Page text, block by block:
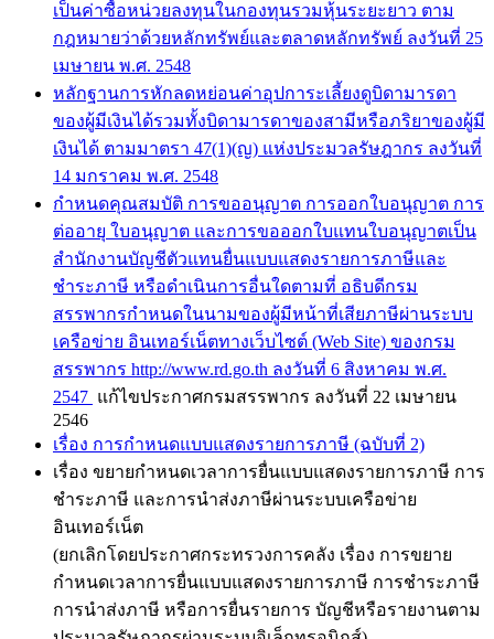
เป็นค่าซื้อหน่วยลงทุนในกองทุนรวมหุ้นระยะยาว ตาม
กฎหมายว่าด้วยหลักทรัพย์และตลาดหลักทรัพย์ ลงวันที่ 25
เมษายน พ.ศ. 2548
หลักฐานการหักลดหย่อนค่าอุปการะเลี้ยงดูบิดามารดา
ของผู้มีเงินได้รวมทั้งบิดามารดาของสามีหรือภริยาของผู้มี
เงินได้ ตามมาตรา 47(1)(ญ) แห่งประมวลรัษฎากร ลงวันที่
14 มกราคม พ.ศ. 2548
กำหนดคุณสมบัติ การขออนุญาต การออกใบอนุญาต การ
ต่ออายุ ใบอนุญาต และการขอออกใบแทนใบอนุญาตเป็น
สำนักงานบัญชีตัวแทนยื่นแบบแสดงรายการภาษีและ
ชำระภาษี หรือดำเนินการอื่นใดตามที่ อธิบดีกรม
สรรพากรกำหนดในนามของผู้มีหน้าที่เสียภาษีผ่านระบบ
เครือข่าย อินเทอร์เน็ตทางเว็บไซต์ (Web Site) ของกรม
สรรพากร http://www.rd.go.th ลงวันที่ 6 สิงหาคม พ.ศ.
2547 แก้ไขประกาศกรมสรรพากร ลงวันที่ 22 เมษายน
2546
เรื่อง การกำหนดแบบแสดงรายการภาษี (ฉบับที่ 2)
เรื่อง ขยายกำหนดเวลาการยื่นแบบแสดงรายการภาษี การ
ชำระภาษี และการนำส่งภาษีผ่านระบบเครือข่าย
อินเทอร์เน็ต
(ยกเลิกโดยประกาศกระทรวงการคลัง เรื่อง การขยาย
กำหนดเวลาการยื่นแบบแสดงรายการภาษี การชำระภาษี
การนำส่งภาษี หรือการยื่นรายการ บัญชีหรือรายงานตาม